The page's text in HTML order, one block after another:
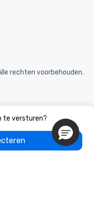
te versturen?
rechten voorbehouden.